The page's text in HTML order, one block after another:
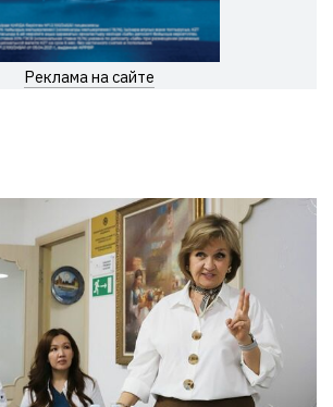
Реклама на сайте